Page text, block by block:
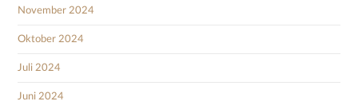
November 2024
Oktober 2024
Juli 2024
Juni 2024